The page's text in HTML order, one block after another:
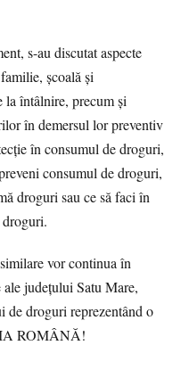
s-au discutat aspecte
școală și
la întâlnire, precum și
în demersul lor preventiv
în consumul de droguri,
consumul de droguri,
droguri sau ce să faci în
vor continua în
județului Satu Mare,
de droguri reprezentând o
ROMÂNĂ!